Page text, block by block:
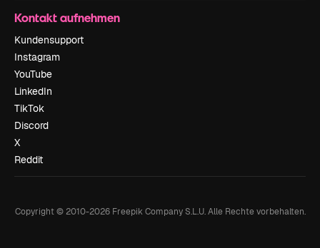
Kontakt aufnehmen
Kundensupport
Instagram
YouTube
LinkedIn
TikTok
Discord
X
Reddit
Copyright © 2010-2026Freepik Company S.L.U. Alle Rechte vorbehalten.